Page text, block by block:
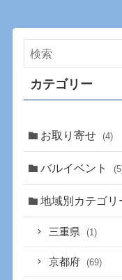
カテゴリー
お取り寄せ (4)
バルイベント
地域別カテゴリ
三重県 (1)
京都府 (69)